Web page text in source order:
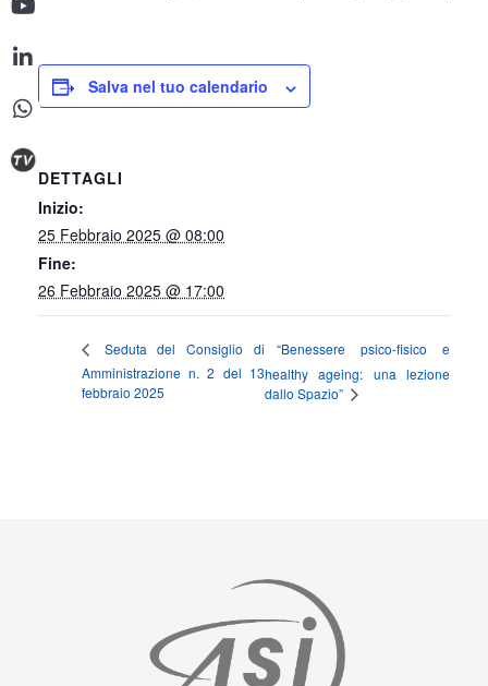
Salva nel tuo calendario
DETTAGLI
Inizio:
25 Febbraio 2025 @ 08:00
Fine:
26 Febbraio 2025 @ 17:00
Seduta del Consiglio di
Amministrazione n. 2 del 13
febbraio 2025
“Benessere psico-fisico e
healthy ageing: una lezione
dallo Spazio”